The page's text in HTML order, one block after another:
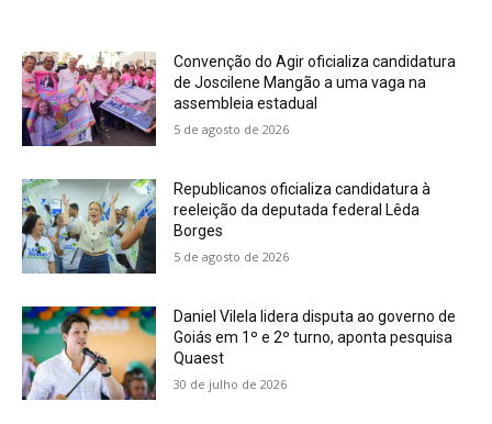
Convenção do Agir oficializa candidatura
de Joscilene Mangão a uma vaga na
assembleia estadual
5 de agosto de 2026
Republicanos oficializa candidatura à
reeleição da deputada federal Lêda
Borges
5 de agosto de 2026
Daniel Vilela lidera disputa ao governo de
Goiás em 1º e 2º turno, aponta pesquisa
Quaest
30 de julho de 2026